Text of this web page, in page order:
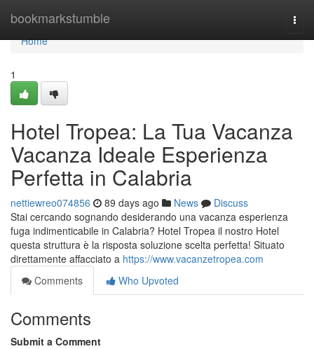
bookmarkstumble
Home
Home
1
Hotel Tropea: La Tua Vacanza
Vacanza Ideale Esperienza
Perfetta in Calabria
nettiewreo074856 89 days ago News
Discuss
Stai cercando sognando desiderando una vacanza esperienza
fuga indimenticabile in Calabria? Hotel Tropea il nostro Hotel
questa struttura è la risposta soluzione scelta perfetta! Situato
direttamente affacciato a https://www.vacanzetropea.com
Comments
Who Upvoted
Comments
Submit a Comment